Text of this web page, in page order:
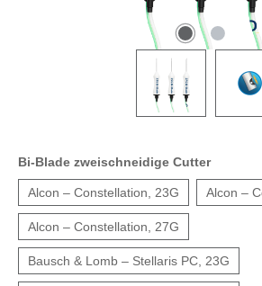
Bi-Blade zweischneidige Cutter
Alcon – Constellation, 23G Alcon –
Alcon – Constellation, 27G
Bausch & Lomb – Stellaris PC, 23G